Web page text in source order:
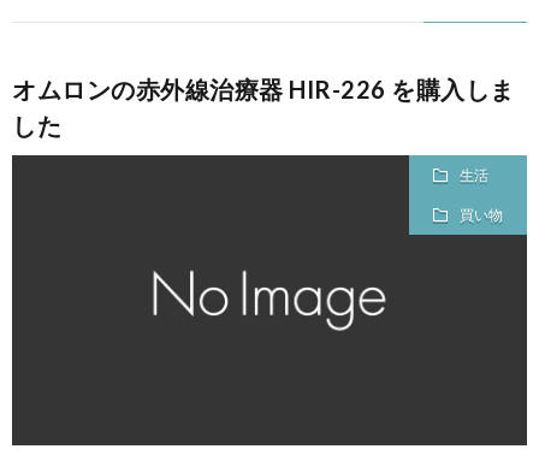
オムロンの赤外線治療器 HIR-226 を購入しま
した
生活
買い物